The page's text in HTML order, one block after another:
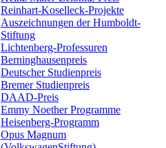
Reinhart-Koselleck-Projekte
Auszeichnungen der Humboldt-
Stiftung
Lichtenberg-Professuren
Berninghausenpreis
Deutscher Studienpreis
Bremer Studienpreis
DAAD-Preis
Emmy Noether Programme
Heisenberg-Programm
Opus Magnum